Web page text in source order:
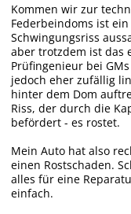
Kommen wir zur
Federbeindoms ist
Schwingungsriss
aber trotzdem ist das
Prüfingenieur bei
jedoch eher zufällig
hinter dem Dom
Riss, der durch die
befördert - es rostet.
Mein Auto hat also
einen Rostschaden.
alles für eine
einfach.